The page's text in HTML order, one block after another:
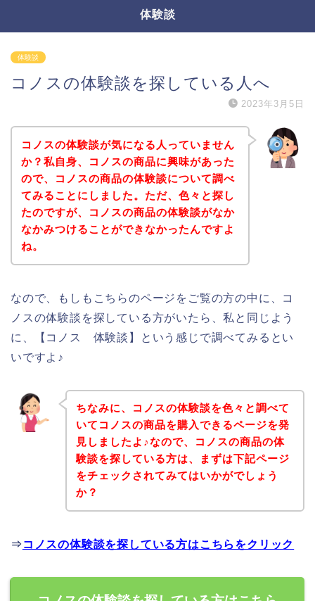
体験談
体験談
コノスの体験談を探している人へ
2023年3月5日
コノスの体験談が気になる人っていません
か？私自身、コノスの商品に興味があった
ので、コノスの商品の体験談について調べ
てみることにしました。ただ、色々と探し
たのですが、コノスの商品の体験談がなか
なかみつけることができなかったんですよ
ね。
なので、もしもこちらのページをご覧の方の中に、コ
ノスの体験談を探している方がいたら、私と同じよう
に、【コノス 体験談】という感じで調べてみるとい
いですよ♪
ちなみに、コノスの体験談を色々と調べて
いてコノスの商品を購入できるページを発
見しましたよ♪なので、コノスの商品の体
験談を探している方は、まずは下記ページ
をチェックされてみてはいかがでしょう
か？
⇒ コノスの体験談を探している方はこちらをクリック